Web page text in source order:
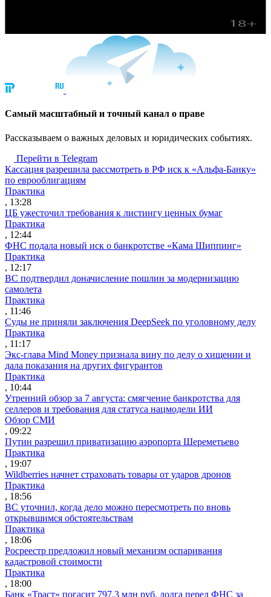
Cамый масштабный и точный канал о праве
Рассказываем о важных деловых и юридических событиях.
Перейти в Telegram
Кассация разрешила рассмотреть в РФ иск к «Альфа-Банку»
по еврооблигациям
Практика
, 13:28
ЦБ ужесточил требования к листингу ценных бумаг
Практика
, 12:44
ФНС подала новый иск о банкротстве «Кама Шиппинг»
Практика
, 12:17
ВС подтвердил доначисление пошлин за модернизацию
самолета
Практика
, 11:46
Суды не приняли заключения DeepSeek по уголовному делу
Практика
, 11:17
Экс-глава Mind Money признала вину по делу о хищении и
дала показания на других фигурантов
Практика
, 10:44
Утренний обзор за 7 августа: смягчение банкротства для
селлеров и требования для статуса нацмодели ИИ
Обзор СМИ
, 09:22
Путин разрешил приватизацию аэропорта Шереметьево
Практика
, 19:07
Wildberries начнет страховать товары от ударов дронов
Практика
, 18:56
ВС уточнил, когда дело можно пересмотреть по вновь
открывшимся обстоятельствам
Практика
, 18:06
Росреестр предложил новый механизм оспаривания
кадастровой стоимости
Практика
, 18:00
Банк «Траст» погасит 797,3 млн руб. долга перед ФНС за